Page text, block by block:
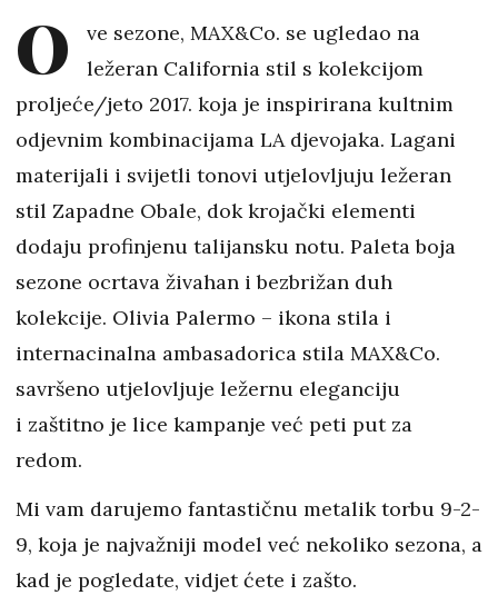
O
ve sezone, MAX&Co. se ugledao na
ležeran California stil s kolekcijom
proljeće/jeto 2017. koja je inspirirana kultnim
odjevnim kombinacijama LA djevojaka. Lagani
materijali i svijetli tonovi utjelovljuju ležeran
stil Zapadne Obale, dok krojački elementi
dodaju profinjenu talijansku notu. Paleta boja
sezone ocrtava živahan i bezbrižan duh
kolekcije. Olivia Palermo – ikona stila i
internacinalna ambasadorica stila MAX&Co.
savršeno utjelovljuje ležernu eleganciju
i zaštitno je lice kampanje već peti put za
redom.
Mi vam darujemo fantastičnu metalik torbu 9-2-
9, koja je najvažniji model već nekoliko sezona, a
kad je pogledate, vidjet ćete i zašto.